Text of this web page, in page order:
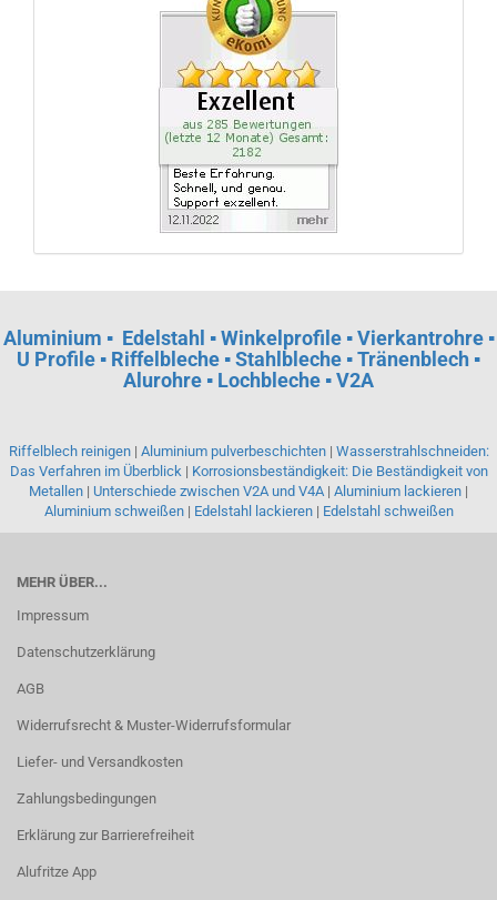
Aluminium ▪ Edelstahl ▪ Winkelprofile ▪ Vierkantrohre ▪
U Profile ▪ Riffelbleche ▪ Stahlbleche ▪ Tränenblech ▪
Alurohre ▪ Lochbleche ▪ V2A
Riffelblech reinigen| Aluminium pulverbeschichten| Wasserstrahlschneiden:
Das Verfahren im Überblick| Korrosionsbeständigkeit: Die Beständigkeit von
Metallen | Unterschiede zwischen V2A und V4A | Aluminium lackieren |
Aluminium schweißen| Edelstahl lackieren| Edelstahl schweißen
MEHR ÜBER...
Impressum
Datenschutzerklärung
AGB
Widerrufsrecht & Muster-Widerrufsformular
Liefer- und Versandkosten
Zahlungsbedingungen
Erklärung zur Barrierefreiheit
Alufritze App